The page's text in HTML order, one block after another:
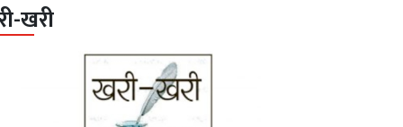
खरी